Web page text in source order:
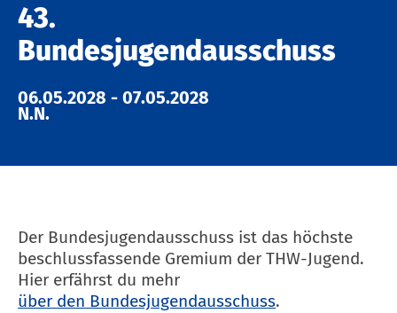
43.
Bundesjugendausschuss
06.05.2028 - 07.05.2028
N.N.
Der Bundesjugendausschuss ist das höchste
beschlussfassende Gremium der THW-Jugend.
Hier erfährst du mehr
über den Bundesjugendausschuss.